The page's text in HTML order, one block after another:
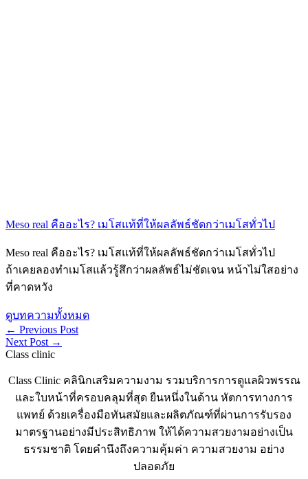
Meso real คืออะไร? เมโสแท้ที่ให้ผลลัพธ์ชัดกว่าเมโสทั่วไป
Meso real คืออะไร? เมโสแท้ที่ให้ผลลัพธ์ชัดกว่าเมโสทั่วไป
ถ้าเคยลองทำเมโสแล้วรู้สึกว่าผลลัพธ์ไม่ชัดเจน หน้าไม่ใสอย่าง
ที่คาดหวัง
ดูบทความทั้งหมด
← Previous Post
Next Post →
Class clinic
Class Clinic คลินิกเสริมความงาม รวมบริการการดูแลผิวพรรณ
และใบหน้าที่ครอบคลุมที่สุด ยืนหนึ่งในด้าน หัตการทางการ
แพทย์ ด้วยเครื่องมือทันสมัยและผลิตภัณฑ์ที่ผ่านการรับรอง
มาตรฐานอย่างมีประสิทธิภาพ ให้ได้ความสวยงามอย่างเป็น
ธรรมชาติ โดยคำนึงถึงความคุ้มค่า ความสวยงาม อย่าง
ปลอดภัย